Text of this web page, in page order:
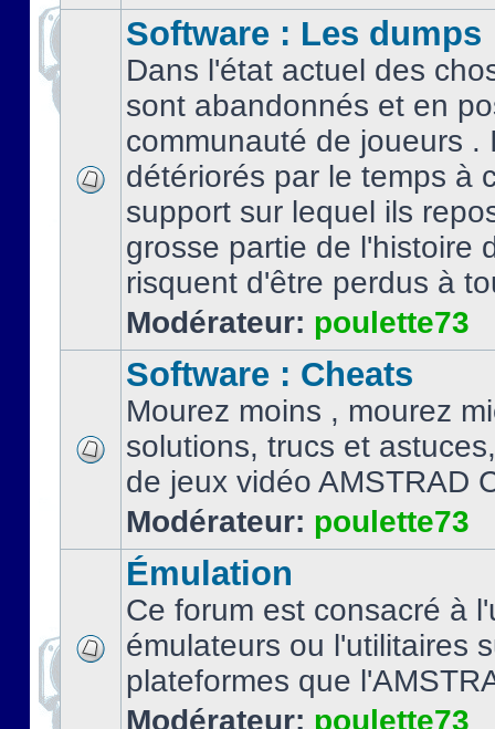
Software : Les dumps
Dans l'état actuel des
sont abandonnés et en
communauté de joueurs .
détériorés par le temps à
support sur lequel ils
grosse partie de l'histoire
risquent d'être perdus à
Modérateur: poulette73
Software : Cheats
Mourez moins , mourez
solutions, trucs et
de jeux vidéo AMSTRAD
Modérateur: poulette73
Émulation
Ce forum est consacré à
émulateurs ou l'utilitaires
plateformes que
Modérateur: poulette73